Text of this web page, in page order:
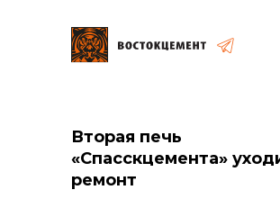
Закупки
общая информация
Вторая печь
«Спасскцемента»
ремонт